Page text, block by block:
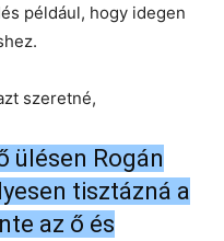
például, hogy idegen
szeretné,
ülésen Rogán
tisztázná a
az ő és